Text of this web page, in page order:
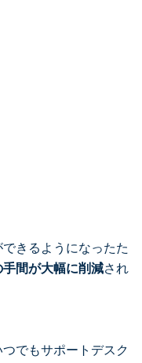
きるようになったた
間が大幅に削減され
でもサポートデスク